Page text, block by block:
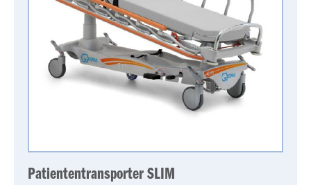
Patiententransporter SLIM